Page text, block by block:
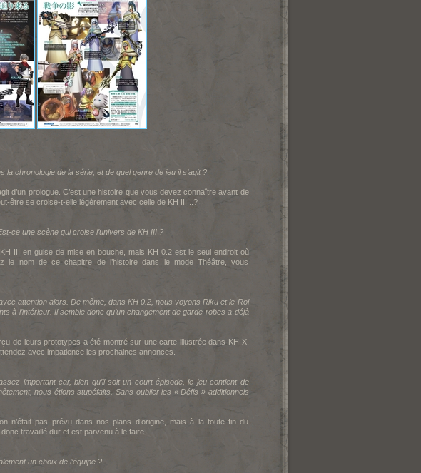
la chronologie de la série, et de quel genre de jeu il s’agit ?
d’un prologue. C’est une histoire que vous devez connaître avant de
être se croise-t-elle légèrement avec celle de KH III ..?
ce une scène qui croise l’univers de KH III ?
H III en guise de mise en bouche, mais KH 0.2 est le seul endroit où
nom de ce chapitre de l’histoire dans le mode Théâtre, vous
attention alors. De même, dans KH 0.2, nous voyons Riku et le Roi
à l’intérieur. Il semble donc qu’un changement de garde-robes a déjà
de leurs prototypes a été montré sur une carte illustrée dans KH X.
avec impatience les prochaines annonces.
important car, bien qu’il soit un court épisode, le jeu contient de
nous étions stupéfaits. Sans oublier les « Défis » additionnels
n’était pas prévu dans nos plans d’origine, mais à la toute fin du
travaillé dur et est parvenu à le faire.
un choix de l’équipe ?